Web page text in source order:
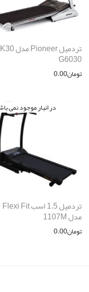
تردمیل Pioneer مدل K30
G6030
تومان0.00
تردمیل 1.5 اسب Flexi Fit
مدل 1107M
تومان0.00